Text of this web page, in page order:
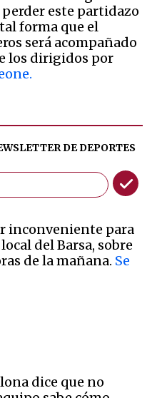
este partidazo
forma que el
será acompañado
los dirigidos por
DEDEPORTES
inconveniente para
del Barsa, sobre
de la mañana. Se
dice que no